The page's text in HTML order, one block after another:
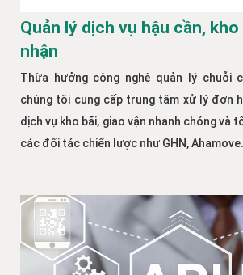
Quản lý dịch vụ hậu cần, kho
nhận
Thừa hưởng công nghệ quản lý chuỗi
chúng tôi cung cấp trung tâm xử lý đơn
dịch vụ kho bãi, giao vận nhanh chóng và
các đối tác chiến lược như GHN,